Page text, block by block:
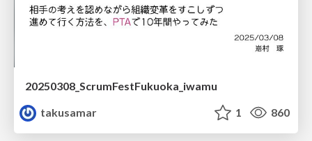
20250308_ScrumFestFukuoka_iwamu
takusamar
1 860